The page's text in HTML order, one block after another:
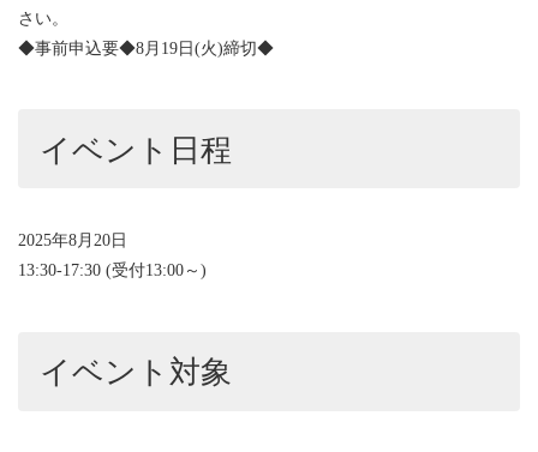
さい。
◆事前申込要◆8月19日(火)締切◆
イベント日程
2025年8月20日
13:30-17:30 (受付13:00～)
イベント対象